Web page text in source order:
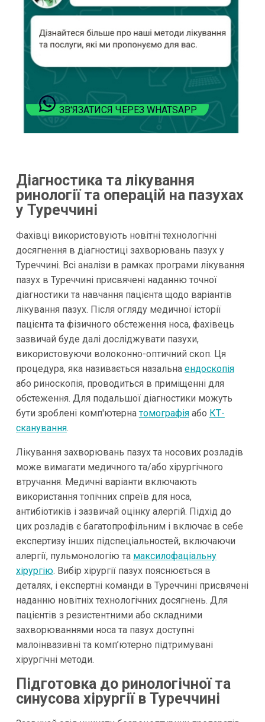
ЗВ'ЯЗАТИСЯ ЧЕРЕЗ WHATSAPP
Діагностика та лікування
ринології та операцій на пазухах
у Туреччині
Фахівці використовують новітні технологічні
досягнення в діагностиці захворювань пазух у
Туреччині. Всі аналізи в рамках програми лікування
пазух в Туреччині присвячені наданню точної
діагностики та навчання пацієнта щодо варіантів
лікування пазух. Після огляду медичної історії
пацієнта та фізичного обстеження носа, фахівець
зазвичай буде далі досліджувати пазухи,
використовуючи волоконно-оптичний скоп. Ця
процедура, яка називається назальна ендоскопія
або риноскопія, проводиться в приміщенні для
обстеження. Для подальшої діагностики можуть
бути зроблені комп'ютернатомографіяабо КТ-
сканування.
Лікування захворювань пазух та носових розладів
може вимагати медичного та/або хірургічного
втручання. Медичні варіанти включають
використання топічних спреїв для носа,
антибіотиків і зазвичай оцінку алергій. Підхід до
цих розладів є багатопрофільним і включає в себе
експертизу інших підспеціальностей, включаючи
алергії, пульмонологію та максилофаціальну
хірургію. Вибір хірургії пазух пояснюється в
деталях, і експертні команди в Туреччині присвячені
наданню новітніх технологічних досягнень. Для
пацієнтів з резистентними або складними
захворюваннями носа та пазух доступні
малоінвазивні та комп’ютерно підтримувані
хірургічні методи.
Підготовка до ринологічної та
синусова хірургії в Туреччині